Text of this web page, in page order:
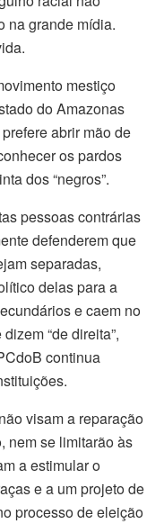
na grande mídia.
mestiço
do Amazonas
abrir mão de
os pardos
dos “negros”.
pessoas contrárias
defenderem que
separadas,
delas para a
e caem no
“de direita”,
continua
visam a reparação
nem se limitarão às
a estimular o
e a um projeto de
processo de eleição